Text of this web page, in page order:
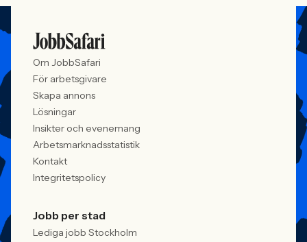
Om JobbSafari
För arbetsgivare
Skapa annons
Lösningar
Insikter och evenemang
Arbetsmarknadsstatistik
Kontakt
Integritetspolicy
Jobb per stad
Lediga jobb Stockholm